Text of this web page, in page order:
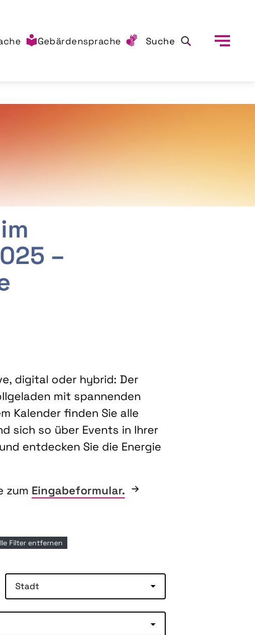
Gebärdensprache Suche
–
digital oder hybrid: Der
mit spannenden
Kalender finden Sie alle
sich so über Events in Ihrer
entdecken Sie die Energie
zum Eingabeformular.
Filter entfernen
Stadt